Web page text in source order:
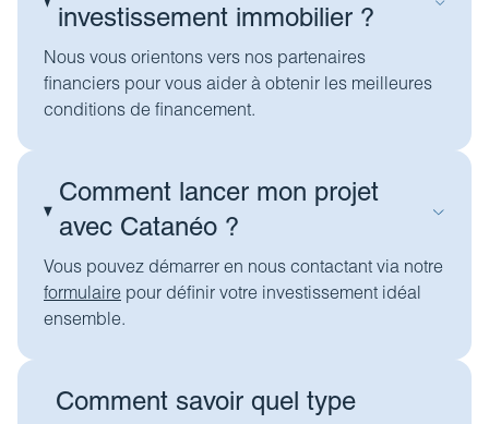
investissement immobilier ?
Nous vous orientons vers nos partenaires
financiers pour vous aider à obtenir les meilleures
conditions de financement.
Comment lancer mon projet
avec Catanéo ?
Vous pouvez démarrer en nous contactant via notre
formulaire pour définir votre investissement idéal
ensemble.
Comment savoir quel type